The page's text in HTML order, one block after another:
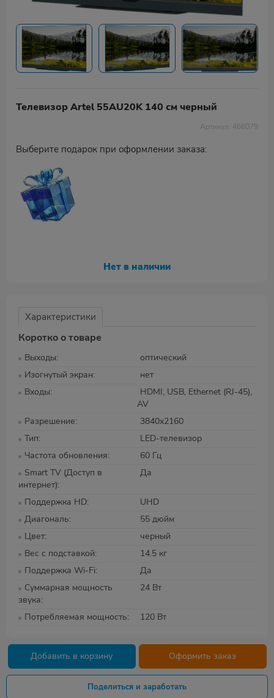
Телевизор Artel 55AU20K 140 см черный
Артикул: 466079
Выберите подарок при оформлении заказа:
Нет в наличии
Характеристики
Коротко о товаре
Выходы
оптический
Изогнутый экран
нет
Входы
HDMI, USB, Ethernet (RJ-45),
AV
Разрешение
3840x2160
Тип
LED-телевизор
Частота обновления
60 Гц
Smart TV (Доступ в
интернет)
Да
Поддержка HD
UHD
Диагональ
55 дюйм
Цвет
черный
Вес с подставкой
14.5 кг
Поддержка Wi-Fi
Да
Суммарная мощность
звука
24 Вт
Потребляемая мощность 120 Вт
Добавить в корзину Оформить заказ
Поделиться и заработать